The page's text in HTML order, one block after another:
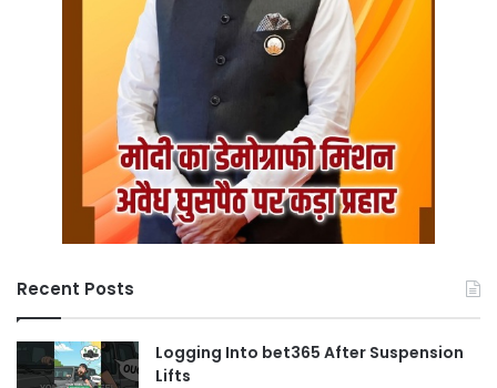
Recent Posts
Logging Into bet365 After Suspension
Lifts